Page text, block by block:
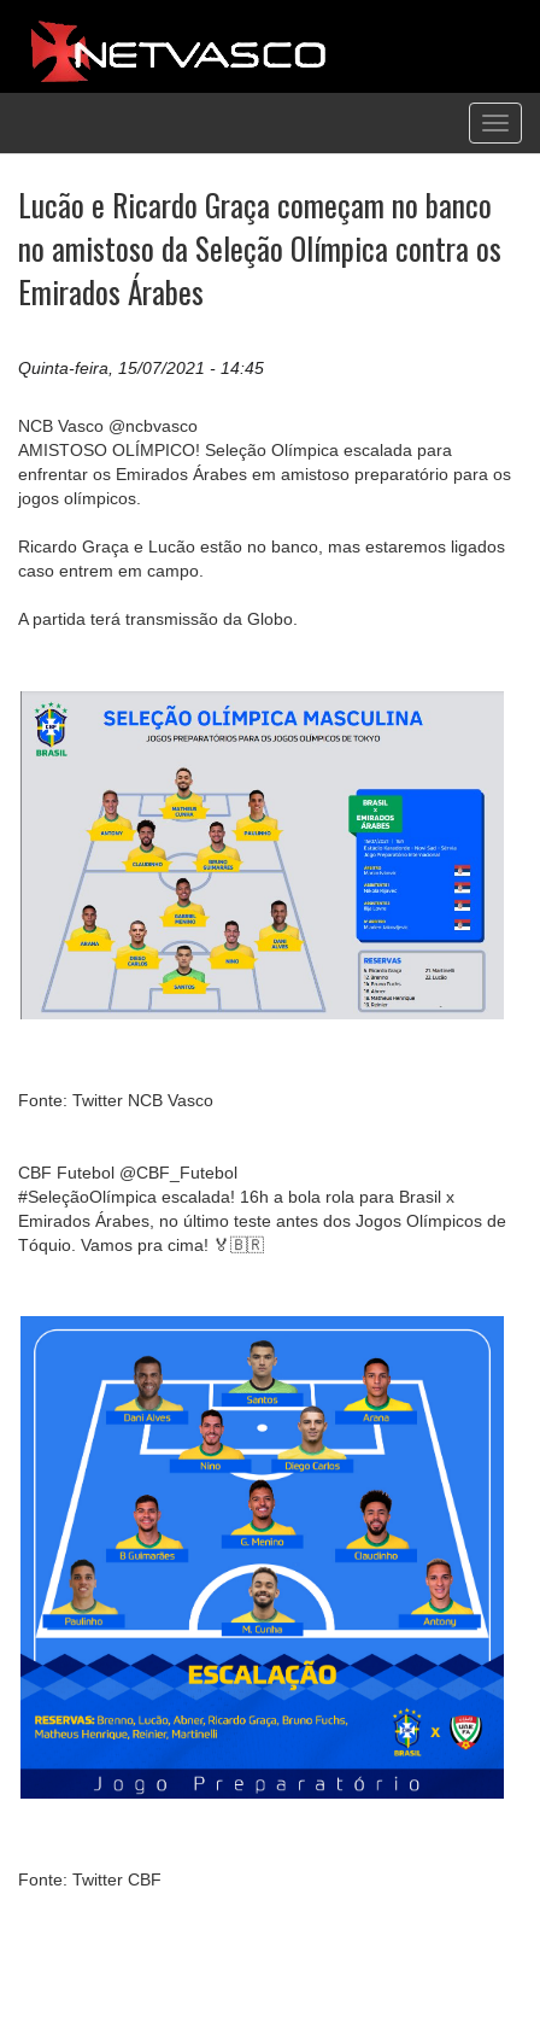
Lucão e Ricardo Graça começam no banco
no amistoso da Seleção Olímpica contra os
Emirados Árabes
Quinta-feira, 15/07/2021 - 14:45
NCB Vasco @ncbvasco
AMISTOSO OLÍMPICO! Seleção Olímpica escalada para
enfrentar os Emirados Árabes em amistoso preparatório para os
jogos olímpicos.
Ricardo Graça e Lucão estão no banco, mas estaremos ligados
caso entrem em campo.
A partida terá transmissão da Globo.
Fonte: Twitter NCB Vasco
CBF Futebol @CBF_Futebol
#SeleçãoOlímpica escalada! 16h a bola rola para Brasil x
Emirados Árabes, no último teste antes dos Jogos Olímpicos de
Tóquio. Vamos pra cima! 🏅🇧🇷
Fonte: Twitter CBF